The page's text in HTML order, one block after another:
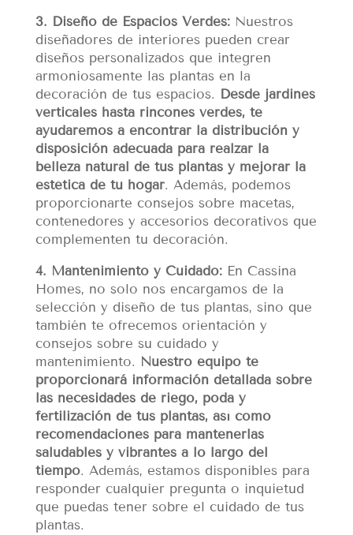
3. Diseño de Espacios Verdes:Nuestros
diseñadores de interiores pueden crear
diseños personalizados que integren
armoniosamente las plantas en la
decoración de tus espacios. Desde jardines
verticales hasta rincones verdes, te
ayudaremos a encontrar la distribución y
disposición adecuada para realzar la
belleza natural de tus plantas y mejorar la
estética de tu hogar. Además, podemos
proporcionarte consejos sobre macetas,
contenedores y accesorios decorativos que
complementen tu decoración.
4. Mantenimiento y Cuidado:En Cassina
Homes, no solo nos encargamos de la
selección y diseño de tus plantas, sino que
también te ofrecemos orientación y
consejos sobre su cuidado y
mantenimiento. Nuestro equipo te
proporcionará información detallada sobre
las necesidades de riego, poda y
fertilización de tus plantas, así como
recomendaciones para mantenerlas
saludables y vibrantes a lo largo del
tiempo. Además, estamos disponibles para
responder cualquier pregunta o inquietud
que puedas tener sobre el cuidado de tus
plantas.